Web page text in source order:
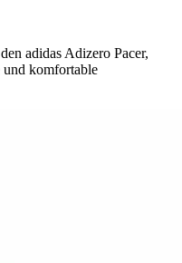
adidas Adizero Pacer,
und komfortable